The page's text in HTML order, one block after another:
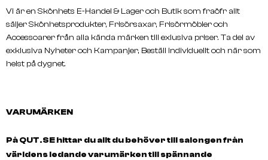
Vi är en Skönhets E-Handel & Lager och Butik som fraöfr allt
säljer Skönhetsprodukter, Frisörsaxar, Frisörmöbler och
Accessoarer från alla kända märken till exlusiva priser. Ta del av
exklusiva Nyheter och Kampanjer, Beställ individuellt och när som
helst på dygnet.
VARUMÄRKEN
På QUT.SE hittar du allt du behöver till salongen från
världens ledande varumärken till spännande